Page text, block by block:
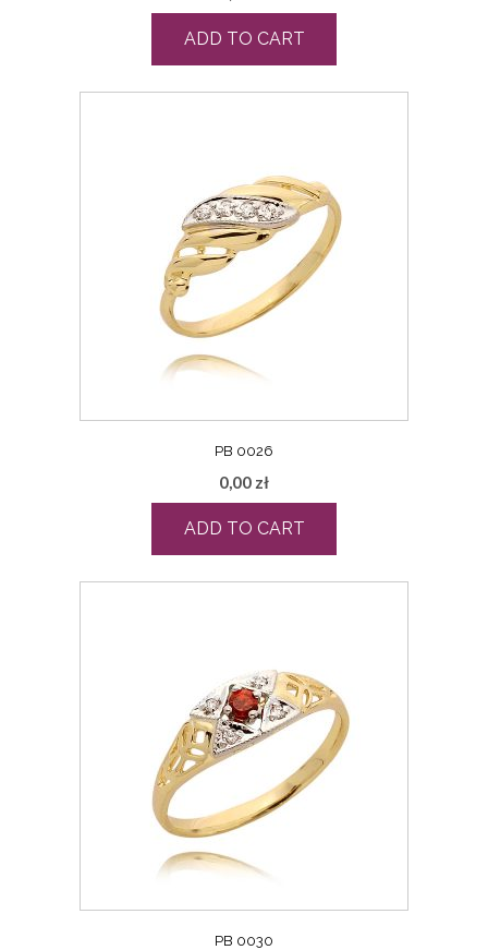
ADD TO CART
PB 0026
0,00 zł
ADD TO CART
PB 0030